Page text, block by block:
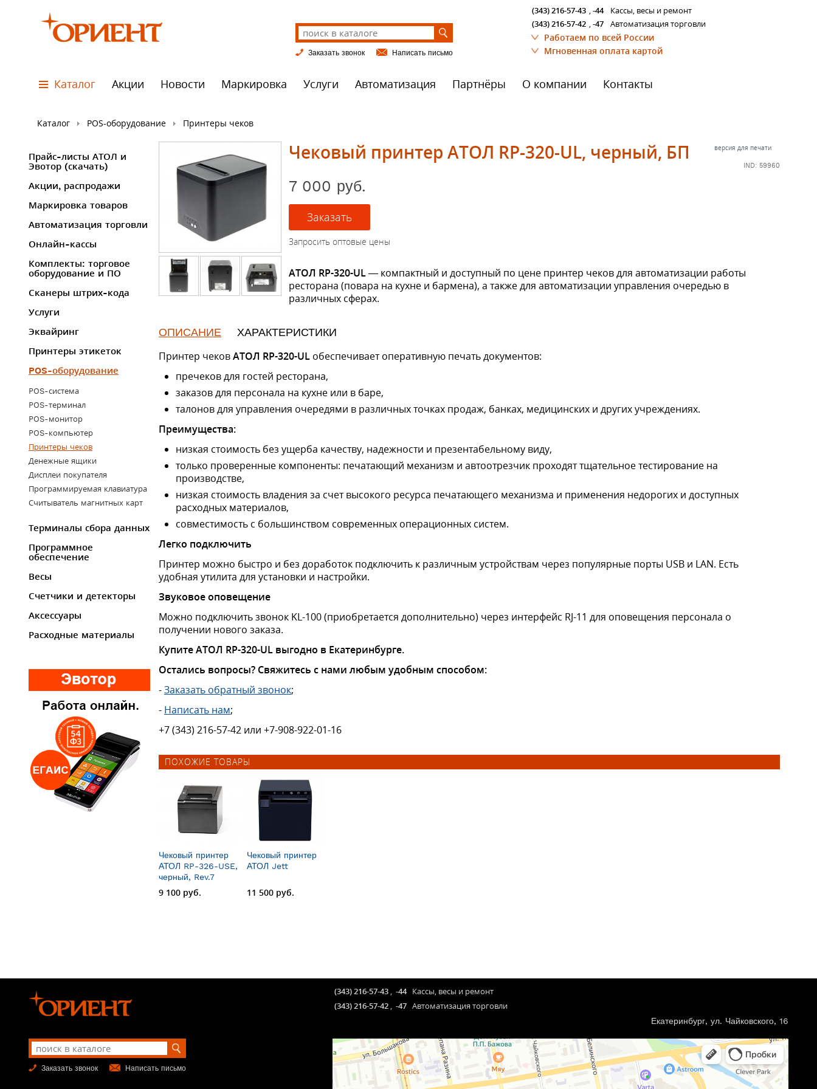
Заказать звонок Написать письмо
(343) 216-57-43 ,-44
Кассы, весы и ремонт
(343) 216-57-42 ,-47 Автоматизация торговли
Работаем по всей России
Мгновенная оплата картой
Каталог Акции Новости Маркировка Услуги Автоматизация Партнёры О компании Контакты
Каталог POS-оборудование Принтеры чеков
Прайс-листы АТОЛ и
Эвотор (скачать)
Акции, распродажи
Маркировка товаров
Автоматизация торговли
Онлайн-кассы
Комплекты: торговое
оборудование и ПО
Сканеры штрих-кода
Услуги
Эквайринг
Принтеры этикеток
POS-оборудование
POS-система
POS-терминал
POS-монитор
POS-компьютер
Принтеры чеков
Денежные ящики
Дисплеи покупателя
Программируемая клавиатура
Считыватель магнитных карт
Терминалы сбора данных
Программное
обеспечение
Весы
Счетчики и детекторы
Аксессуары
Расходные материалы
версия для печати
IND: 59960
Чековый принтер АТОЛ RP-320-UL, черный, БП
7 000 руб.
АТОЛ RP-320-UL— компактный и доступный по цене принтер чеков для автоматизации работы
ресторана (повара на кухне и бармена), а также для автоматизации управления очередью в
различных сферах.
ОПИСАНИЕ ХАРАКТЕРИСТИКИ
Принтер чековАТОЛ RP-320-UL обеспечивает оперативную печать документов:
пречеков для гостей ресторана,
заказов для персонала на кухне или в баре,
талонов для управления очередями в различных точках продаж, банках, медицинских и других учреждениях.
Преимущества:
низкая стоимость без ущерба качеству, надежности и презентабельному виду,
только проверенные компоненты: печатающий механизм и автоотрезчик проходят тщательное тестирование на
производстве,
низкая стоимость владения за счет высокого ресурса печатающего механизма и применения недорогих и доступных
расходных материалов,
совместимость с большинством современных операционных систем.
Легко подключить
Принтер можно быстро и без доработок подключить к различным устройствам через популярные порты USB и LAN. Есть
удобная утилита для установки и настройки.
Звуковое оповещение
Можно подключить звонок KL-100 (приобретается дополнительно) через интерфейс RJ-11 для оповещения персонала о
получении нового заказа.
Купите АТОЛ RP-320-UL выгодно в Екатеринбурге.
Остались вопросы? Свяжитесь с нами любым удобным способом:
-Заказать обратный звонок;
- Написать нам;
+7 (343) 216-57-42 или +7-908-922-01-16
ПОХОЖИЕ ТОВАРЫ
Чековый принтер
АТОЛ RP-326-USE,
черный, Rev.7
9 100 руб.
Чековый принтер
АТОЛ Jett
11 500 руб.
(343) 216-57-43 , -44 Кассы, весы и ремонт
(343) 216-57-42 , -47 Автоматизация торговли
Екатеринбург, ул. Чайковского, 16
Заказать звонок Написать письмо